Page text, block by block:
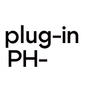
plug-in
PH-